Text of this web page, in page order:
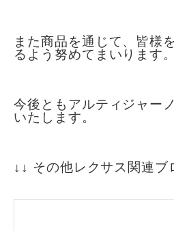
また商品を通じて、皆様
るよう努めてまいります。
今後ともアルティジャー
いたします。
↓↓ その他レクサス関連ブ